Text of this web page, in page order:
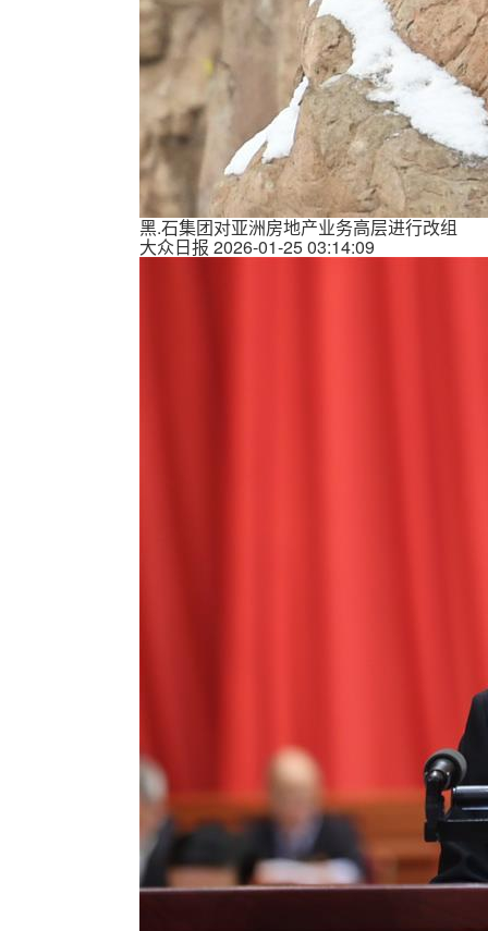
黑.石集团对亚洲房地产业务高层进行改组
大众日报 2026-01-25 03:14:09